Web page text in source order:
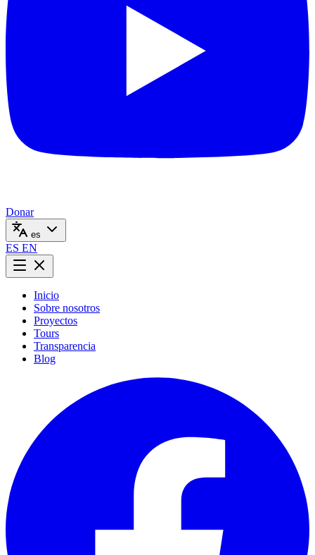
Donar
es
ES EN
Inicio
Sobre nosotros
Proyectos
Tours
Transparencia
Blog